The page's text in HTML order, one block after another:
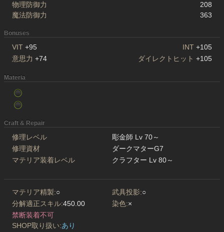
物理防御力
208
魔法防御力
363
Bonuses
VIT +95 INT +105
意思力 +74 ダイレクトヒット +105
Materia
Craft & Repair
修理レベル
彫金師 Lv 70～
修理資材
ダークマターG7
マテリア装着レベル
クラフター Lv 80～
マテリア精製:○ 武具投影:○
分解適正スキル:450.00 染色:×
禁断装着不可
SHOP取り扱い:あり